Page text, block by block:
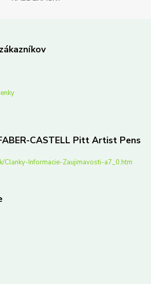
CASTELL Pitt Artist Pens
Clanky-Informacie-Zaujimavosti-a7_0.htm